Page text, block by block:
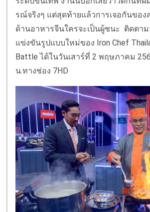
รณ์จริงๆ แต่สุดท้ายแล้วการเจอกันของ
ด้านอาหารจีนใครจะเป็นผู้ชนะ ติดตา
แข่งขันรูปแบบใหม่ของ Iron Chef
Battle ได้ในวันเสาร์ที่ 2 พฤษภาคม
น.ทางช่อง 7HD